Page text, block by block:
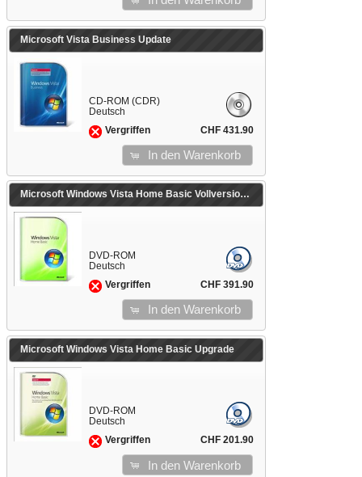
Microsoft Vista Business Update
CD-ROM (CDR)
Deutsch
Vergriffen
CHF 431.90
In den Warenkorb
Microsoft Windows Vista Home Basic Vollversion
DVD-ROM
Deutsch
Vergriffen
CHF 391.90
In den Warenkorb
Microsoft Windows Vista Home Basic Upgrade
DVD-ROM
Deutsch
Vergriffen
CHF 201.90
In den Warenkorb